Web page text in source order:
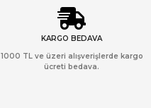
KARGO BEDAVA
1000 TL ve üzeri alışverişlerde kargo
ücreti bedava.